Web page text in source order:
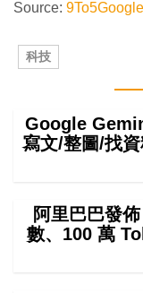
Source: 9To5Google
科技
Google
寫文/整圖/找
阿里巴巴發
數、100 萬